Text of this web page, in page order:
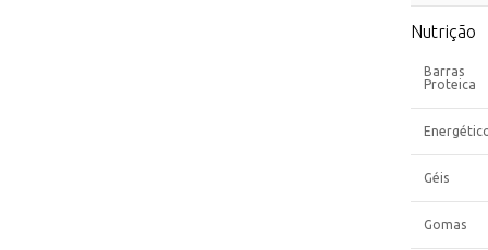
Nutrição
Barras
Proteica
Géis
Gomas